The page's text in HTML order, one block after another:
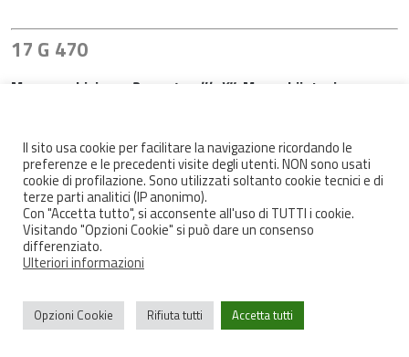
17 G 470
Meyerus, Livinus. Poematum lib. XII. Monachii, typis
Il sito usa cookie per facilitare la navigazione ricordando le
preferenze e le precedenti visite degli utenti. NON sono usati
cookie di profilazione. Sono utilizzati soltanto cookie tecnici e di
terze parti analitici (IP anonimo).
Con "Accetta tutto", si acconsente all'uso di TUTTI i cookie.
Visitando "Opzioni Cookie" si può dare un consenso
differenziato.
Ulteriori informazioni
Opzioni Cookie Rifiuta tutti Accetta tutti